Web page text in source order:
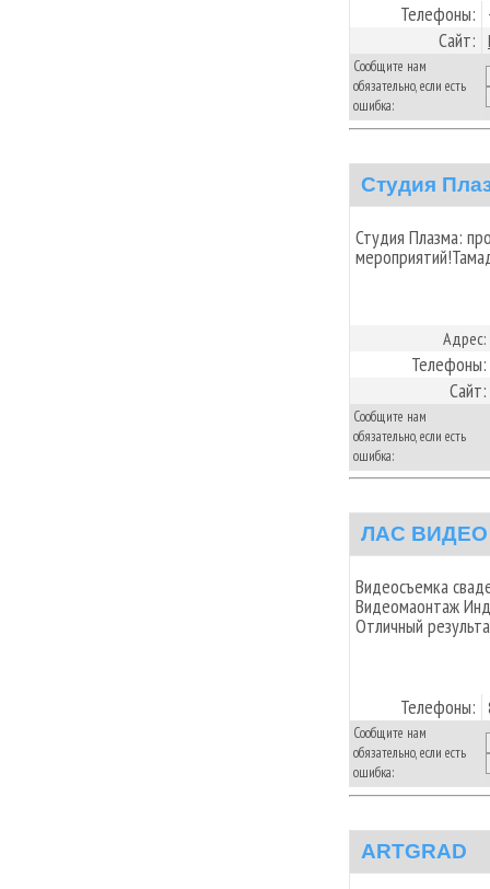
Телефоны:
Сайт:
Сообщите нам
обязательно, если есть
ошибка:
Студия
Студия Плазма:
Адрес:
Телефоны:
Сайт:
Сообщите нам
обязательно, если есть
ошибка:
ЛАС ВИДЕО
Видеосъемка
Видеомаонтаж
Отличный
Телефоны:
Сообщите нам
обязательно, если есть
ошибка:
ARTGRAD